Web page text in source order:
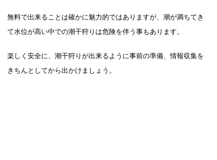
無料で出来ることは確かに魅力的ではありますが、潮が満ちてき
て水位が高い中での潮干狩りは危険を伴う事もあります。
楽しく安全に、潮干狩りが出来るように事前の準備、情報収集を
きちんとしてから出かけましょう。